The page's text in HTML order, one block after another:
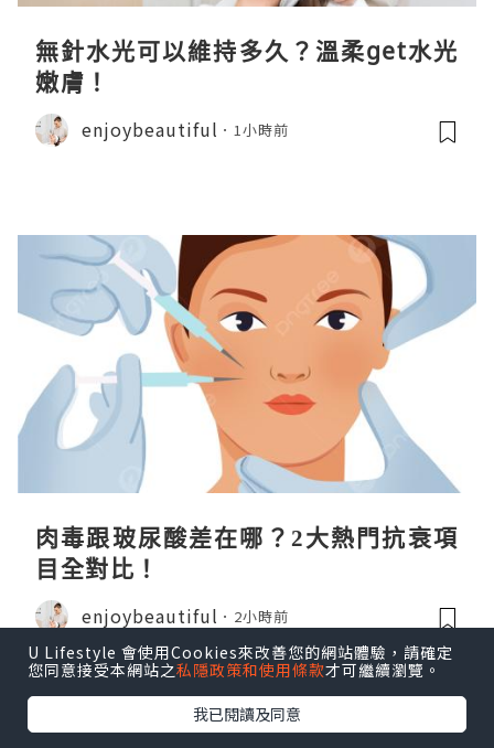
無針水光可以維持多久？溫柔get水光
嫩膚！
enjoybeautiful 1小時前
肉毒跟玻尿酸差在哪？2大熱門抗衰項
目全對比！
enjoybeautiful 2小時前
U Lifestyle 會使用Cookies來改善您的網站體驗，請確定
您同意接受本網站之私隱政策和使用條款才可繼續瀏覽。
我已閱讀及同意